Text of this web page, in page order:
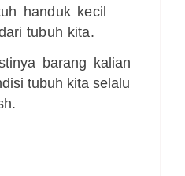
handuk kecil
tubuh kita.
barang kalian
tubuh kita selalu